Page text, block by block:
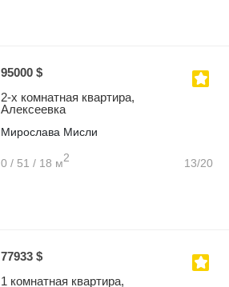
95000 $
2-х комнатная квартира,
Алексеевка
Мирослава Мисли
0 / 51 / 18 м2 13/20
77933 $
1 комнатная квартира,